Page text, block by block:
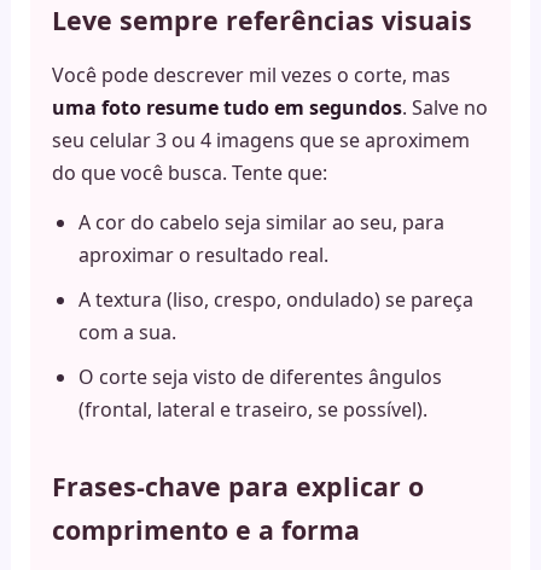
Leve sempre referências visuais
Você pode descrever mil vezes o corte, mas
uma foto resume tudo em segundos. Salve no
seu celular 3 ou 4 imagens que se aproximem
do que você busca. Tente que:
A cor do cabelo seja similar ao seu, para
aproximar o resultado real.
A textura (liso, crespo, ondulado) se pareça
com a sua.
O corte seja visto de diferentes ângulos
(frontal, lateral e traseiro, se possível).
Frases-chave para explicar o
comprimento e a forma